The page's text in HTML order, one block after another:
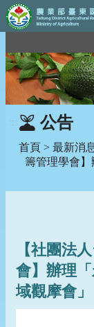
到
主
內
區
::: 公告
首頁 > 最新消
籌管理學會】
【社團法
會】辦理
域觀摩會」